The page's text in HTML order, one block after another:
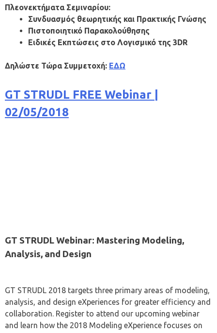
Πλεονεκτήματα Σεμιναρίου:
Συνδυασμός θεωρητικής και Πρακτικής Γνώσης
Πιστοποιητικό Παρακολούθησης
Ειδικές Εκπτώσεις στο Λογισμικό της 3DR
Δηλώστε Τώρα Συμμετοχή: ΕΔΩ
GT STRUDL FREE Webinar |
02/05/2018
GT STRUDL Webinar: Mastering Modeling,
Analysis, and Design
GT STRUDL 2018 targets three primary areas of modeling,
analysis, and design eXperiences for greater efficiency and
collaboration. Register to attend our upcoming webinar
and learn how the 2018 Modeling eXperience focuses on